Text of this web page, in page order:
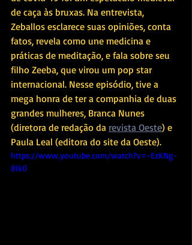
de caça às bruxas. Na entrevista,
Zeballos esclarece suas opiniões, conta
fatos, revela como une medicina e
práticas de meditação, e fala sobre seu
filho Zeeba, que virou um pop star
internacional. Nesse episódio, tive a
mega honra de ter a companhia de duas
grandes mulheres, Branca Nunes
(diretora de redação da revista Oeste) e
Paula Leal (editora do site da Oeste).
https://www.youtube.com/watch?v=-EzKNg-
8Ik0